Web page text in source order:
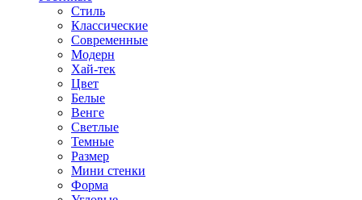
Стиль
Классические
Современные
Модерн
Хай-тек
Цвет
Белые
Венге
Светлые
Темные
Размер
Мини стенки
Форма